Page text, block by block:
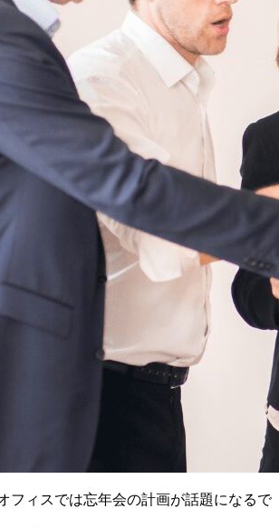
フィスでは忘年会の計画が話題になるで